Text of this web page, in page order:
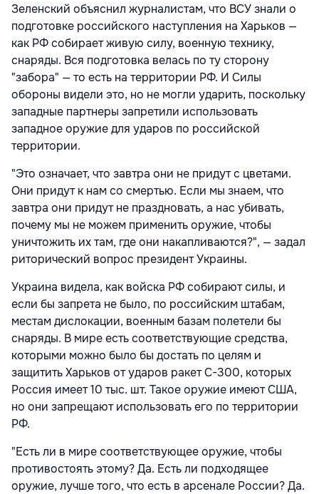
Зеленский объяснил журналистам, что ВСУ знали о
подготовке российского наступления на Харьков —
как РФ собирает живую силу, военную технику,
снаряды. Вся подготовка велась по ту сторону
"забора" — то есть на территории РФ. И Силы
обороны видели это, но не могли ударить, поскольку
западные партнеры запретили использовать
западное оружие для ударов по российской
территории.
"Это означает, что завтра они не придут с цветами.
Они придут к нам со смертью. Если мы знаем, что
завтра они придут не праздновать, а нас убивать,
почему мы не можем применить оружие, чтобы
уничтожить их там, где они накапливаются?", — задал
риторический вопрос президент Украины.
Украина видела, как войска РФ собирают силы, и
если бы запрета не было, по российским штабам,
местам дислокации, военным базам полетели бы
снаряды. В мире есть соответствующие средства,
которыми можно было бы достать по целям и
защитить Харьков от ударов ракет С-300, которых
Россия имеет 10 тыс. шт. Такое оружие имеют США,
но они запрещают использовать его по территории
РФ.
"Есть ли в мире соответствующее оружие, чтобы
противостоять этому? Да. Есть ли подходящее
оружие, лучше того, что есть в арсенале России? Да.